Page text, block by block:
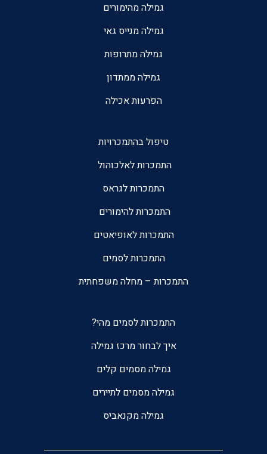
גמילה מהימורים
גמילה מנייס גאי
גמילה מתרופות
גמילה ממתדון
הפרעות אכילה
טיפול בהתמכרויות
התמכרות לאלכוהול
התמכרות לגראס
התמכרות להימורים
התמכרות לאופיאטים
התמכרות לסמים
התמכרות – מחלה משפחתית
התמכרות לסמים מהי?
איך לבחור מרכז גמילה
גמילה מסמים קלים
גמילה מסמים לתיירים
גמילה מקנאביס